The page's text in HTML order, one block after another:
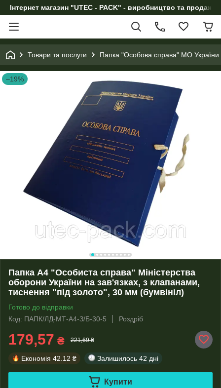
Інтернет магазин "UTEC - PACK" - виробництво та продаж
Товари та послуги Папка "Особова справа" МО України
–19%
Папка А4 "Особиста справа" Міністерства
оборони України на зав'язках, з клапанами,
тиснення "під золото", 30 мм (бумвініл)
Готово до відправки
Код: ПАПК/ЛД-МТ-А4-З/Б-30-5
Роздріб
179,57 ₴ 221,69 ₴
Економія 42.12 ₴ Залишилось 42 дні
Купити